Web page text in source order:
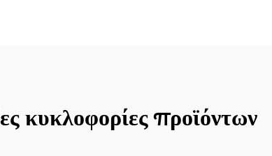
κυκλοφορίες προϊόντων